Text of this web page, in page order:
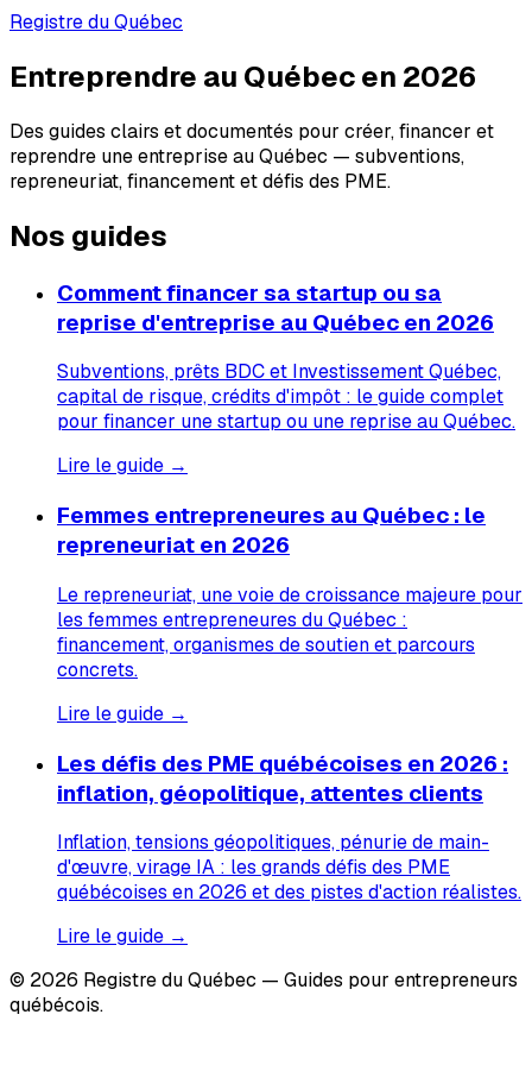
Registre du Québec
Entreprendre au Québec en 2026
Des guides clairs et documentés pour créer, financer et
reprendre une entreprise au Québec — subventions,
repreneuriat, financement et défis des PME.
Nos guides
Comment financer sa startup ou sa
reprise d'entreprise au Québec en 2026
Subventions, prêts BDC et Investissement Québec,
capital de risque, crédits d'impôt : le guide complet
pour financer une startup ou une reprise au Québec.
Lire le guide →
Femmes entrepreneures au Québec : le
repreneuriat en 2026
Le repreneuriat, une voie de croissance majeure pour
les femmes entrepreneures du Québec :
financement, organismes de soutien et parcours
concrets.
Lire le guide →
Les défis des PME québécoises en 2026 :
inflation, géopolitique, attentes clients
Inflation, tensions géopolitiques, pénurie de main-
d'œuvre, virage IA : les grands défis des PME
québécoises en 2026 et des pistes d'action réalistes.
Lire le guide →
© 2026 Registre du Québec — Guides pour entrepreneurs
québécois.